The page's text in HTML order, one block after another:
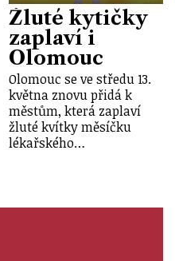
Žluté kytičky
zaplaví i
Olomouc
Olomouc se ve středu 13.
května znovu přidá k
městům, která zaplaví
žluté kvítky měsíčku
lékařského…